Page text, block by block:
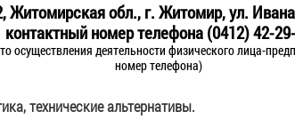
Житомирская обл., г. Житомир, ул.
контактный номер телефона (0412) 42-
осуществления деятельности физического лица-
номер телефона)
технические альтернативы.